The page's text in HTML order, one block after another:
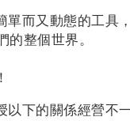
而又動態的工具
整個世界。
下的關係經營不